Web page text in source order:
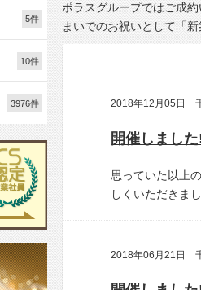
ポラスグループではご成
まいでのお祝いとして「
2018年12月05日
思っていた以上
しくいただきまし
2018年06月21日
5件
10件
3976件